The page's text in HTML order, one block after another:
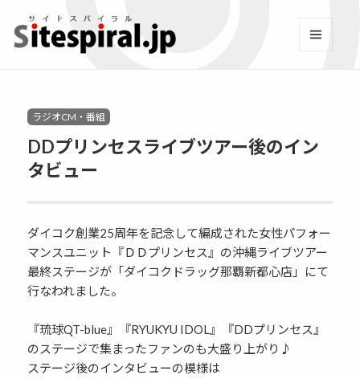
サイトスパイラル
Categories
ラジオCM・番組
DDプリンセスライブツアー後のイン
タビュー
ダイコク創業25周年を記念して編成された女性パフォー
マンスユニット『ＤＤプリンセス』の沖縄ライブツアー
最終ステージが「ダイコクドラッグ那覇新都心店」にて
行なわれました。
『琉球QT-blue』『RYUKYU IDOL』『DDプリンセス』
のステージで集まったファンのも大盛り上がり♪
ステージ後のインタビューの模様は